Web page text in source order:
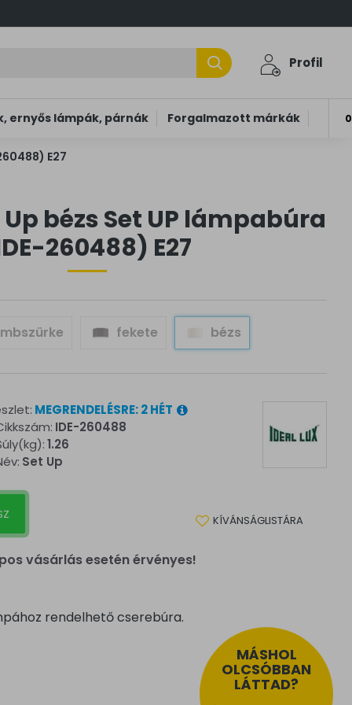
Profil
ernyős lámpák, párnák Forgalmazott márkák
E27
bézs Set UP lámpabúra
260488) E27
vásárlás esetén érvényes!
fekete bézs
MEGRENDELÉSRE: 2 HÉT
IDE-260488
1.26
Set Up
KÍVÁNSÁGLISTÁRA
rendelhető cserebúra.
MÁSHOL
OLCSÓBBAN
LÁTTAD?